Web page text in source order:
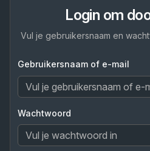
Login om
Vul je gebruikersnaam en
Gebruikersnaam of e-mail
Wachtwoord